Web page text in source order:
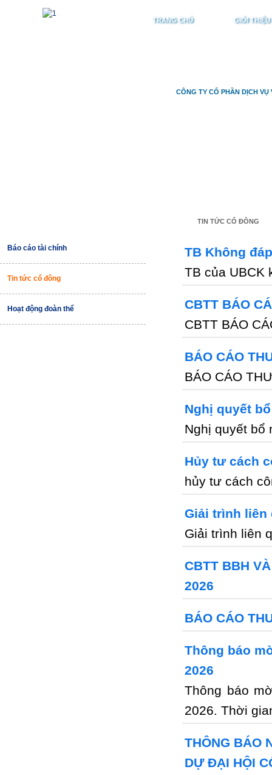
GIỚI THIỆU
TRANG CHỦ
CÔNG TY CỔ PHẦN DỊCH VỤ
Báo cáo tài chính
Tin tức cổ đông
Hoạt động đoàn thể
TIN TỨC CỔ ĐÔNG
TB Không
TB của UBCK
CBTT BÁO
CBTT BÁO
BÁO CÁO
BÁO CÁO
Nghị quyết
Nghị quyết bổ
Hủy tư cách
hủy tư cách
Giải trình liên
Giải trình liên
CBTT BBH
2026
BÁO CÁO
Thông báo
2026
Thông báo
2026. Thời
THÔNG BÁO
DỰ ĐẠI HỘI